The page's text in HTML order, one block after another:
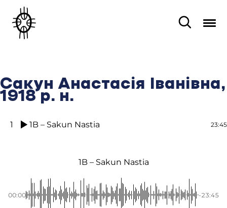
Сакун Анастасія Іванівна,
1918 р. н.
1 1B – Sakun Nastia 23:45
1B – Sakun Nastia
00:00 -23:45